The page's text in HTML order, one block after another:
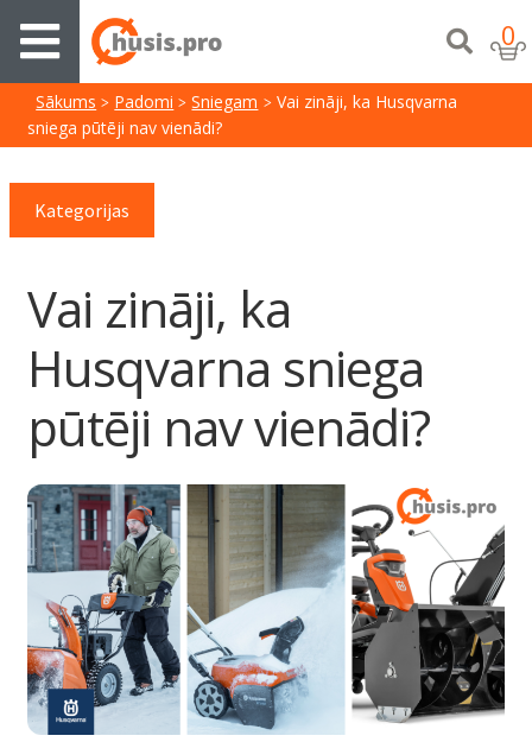
0
Sākums Padomi Sniegam
Vai zināji, ka Husqvarna
sniega pūtēji nav vienādi?
Kategorijas
Vai zināji, ka
Husqvarna sniega
pūtēji nav vienādi?